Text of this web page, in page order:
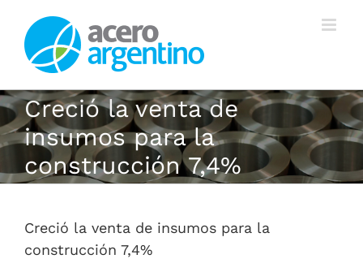
contenido
Creció la venta de
insumos para la
construcción 7,4%
Creció la venta de insumos para la
construcción 7,4%